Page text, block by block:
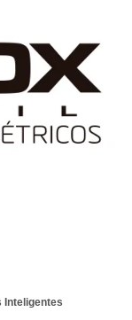
Inteligentes